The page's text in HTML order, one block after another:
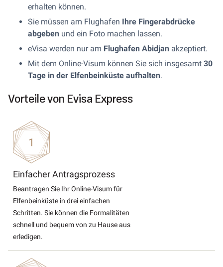
erhalten können.
Sie müssen am Flughafen Ihre Fingerabdrücke
abgeben und ein Foto machen lassen.
eVisa werden nur am Flughafen Abidjan akzeptiert.
Mit dem Online-Visum können Sie sich insgesamt 30
Tage in der Elfenbeinküste aufhalten.
Vorteile von Evisa Express
Einfacher Antragsprozess
Beantragen Sie Ihr Online-Visum für
Elfenbeinküste in drei einfachen
Schritten. Sie können die Formalitäten
schnell und bequem von zu Hause aus
erledigen.